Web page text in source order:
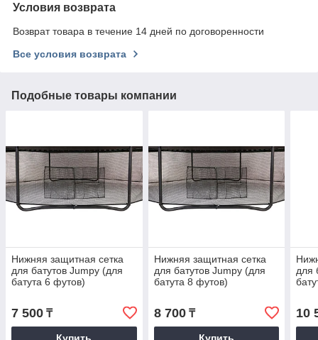
Условия возврата
Возврат товара в течение 14 дней по договоренности
Все условия возврата
Подобные товары компании
Нижняя защитная сетка
для батутов Jumpy (для
батута 6 футов)
7 500 ₸
Нижняя защитная сетка
для батутов Jumpy (для
батута 8 футов)
8 700₸
для
10